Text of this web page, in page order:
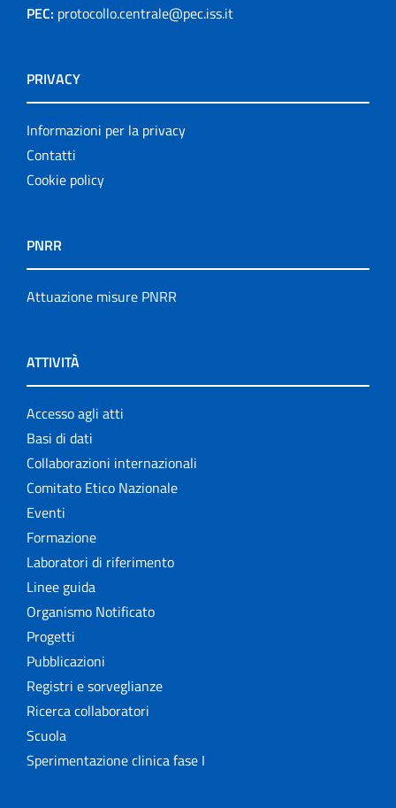
PEC: protocollo.centrale@pec.iss.it
PRIVACY
Informazioni per la privacy
Contatti
Cookie policy
PNRR
Attuazione misure PNRR
ATTIVITÀ
Accesso agli atti
Basi di dati
Collaborazioni internazionali
Comitato Etico Nazionale
Eventi
Formazione
Laboratori di riferimento
Linee guida
Organismo Notificato
Progetti
Pubblicazioni
Registri e sorveglianze
Ricerca collaboratori
Scuola
Sperimentazione clinica fase I